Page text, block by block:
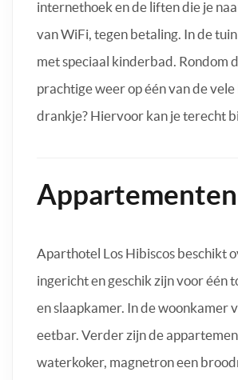
internethoek en de liften die je
van WiFi, tegen betaling. In de
met speciaal kinderbad. Rondom
prachtige weer op één van de
drankje? Hiervoor kan je terecht
Aparthotel Los Hibiscos beschikt
ingericht en geschik zijn voor één
en slaapkamer. In de woonkamer
eetbar. Verder zijn de
waterkoker, magnetron een